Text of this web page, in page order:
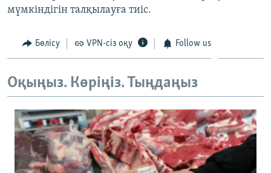
мүмкіндігін талқылауға тиіс.
Бөлісу VPN-сіз оқу Follow us
Оқыңыз. Көріңіз. Тыңдаңыз